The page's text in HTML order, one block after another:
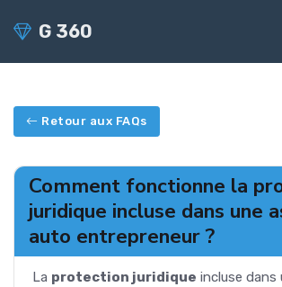
G 360
Retour aux FAQs
Comment fonctionne la
juridique incluse dans une
auto entrepreneur ?
La protection juridique incluse dans